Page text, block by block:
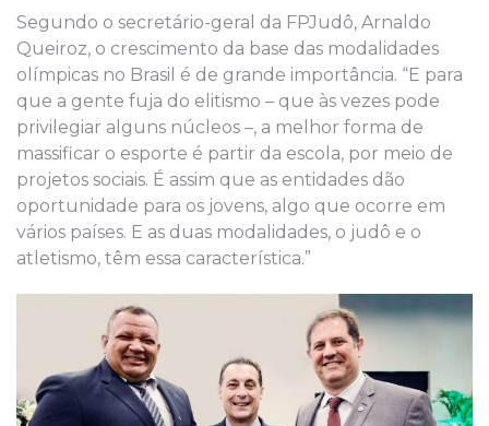
Segundo o secretário-geral da FPJudô, Arnaldo
Queiroz, o crescimento da base das modalidades
olímpicas no Brasil é de grande importância. “E para
que a gente fuja do elitismo – que às vezes pode
privilegiar alguns núcleos –, a melhor forma de
massificar o esporte é partir da escola, por meio de
projetos sociais. É assim que as entidades dão
oportunidade para os jovens, algo que ocorre em
vários países. E as duas modalidades, o judô e o
atletismo, têm essa característica.”